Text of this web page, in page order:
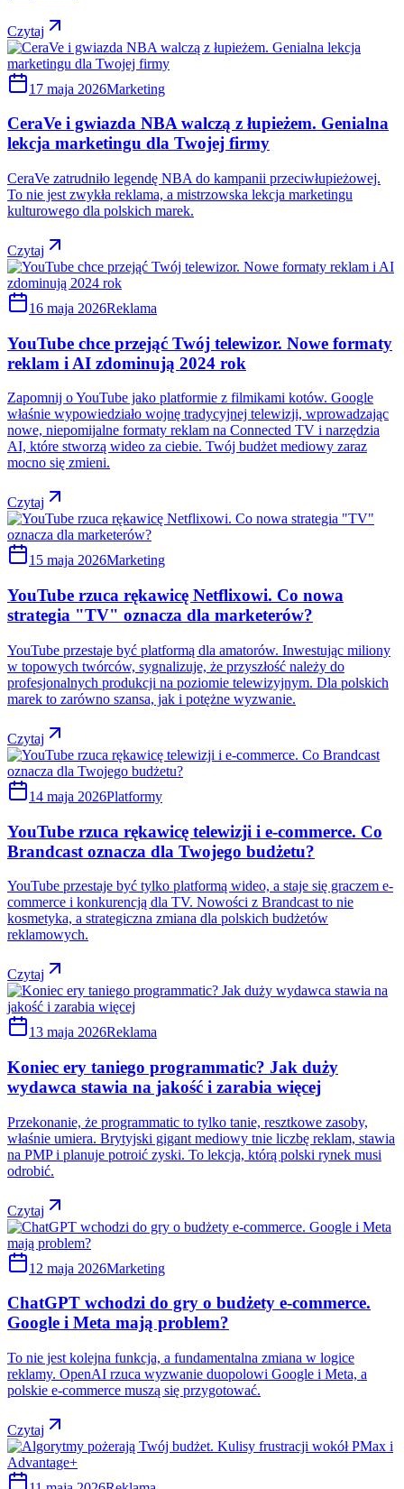
Czytaj
17 maja 2026Marketing
CeraVe i gwiazda NBA walczą z łupieżem. Genialna
lekcja marketingu dla Twojej firmy
CeraVe zatrudniło legendę NBA do kampanii przeciwłupieżowej.
To nie jest zwykła reklama, a mistrzowska lekcja marketingu
kulturowego dla polskich marek.
Czytaj
16 maja 2026Reklama
YouTube chce przejąć Twój telewizor. Nowe formaty
reklam i AI zdominują 2024 rok
Zapomnij o YouTube jako platformie z filmikami kotów. Google
właśnie wypowiedziało wojnę tradycyjnej telewizji, wprowadzając
nowe, niepomijalne formaty reklam na Connected TV i narzędzia
AI, które stworzą wideo za ciebie. Twój budżet mediowy zaraz
mocno się zmieni.
Czytaj
15 maja 2026Marketing
YouTube rzuca rękawicę Netflixowi. Co nowa
strategia "TV" oznacza dla marketerów?
YouTube przestaje być platformą dla amatorów. Inwestując miliony
w topowych twórców, sygnalizuje, że przyszłość należy do
profesjonalnych produkcji na poziomie telewizyjnym. Dla polskich
marek to zarówno szansa, jak i potężne wyzwanie.
Czytaj
14 maja 2026Platformy
YouTube rzuca rękawicę telewizji i e-commerce. Co
Brandcast oznacza dla Twojego budżetu?
YouTube przestaje być tylko platformą wideo, a staje się graczem e-
commerce i konkurencją dla TV. Nowości z Brandcast to nie
kosmetyka, a strategiczna zmiana dla polskich budżetów
reklamowych.
Czytaj
13 maja 2026Reklama
Koniec ery taniego programmatic? Jak duży
wydawca stawia na jakość i zarabia więcej
Przekonanie, że programmatic to tylko tanie, resztkowe zasoby,
właśnie umiera. Brytyjski gigant mediowy tnie liczbę reklam, stawia
na PMP i planuje potroić zyski. To lekcja, którą polski rynek musi
odrobić.
Czytaj
12 maja 2026Marketing
ChatGPT wchodzi do gry o budżety e-commerce.
Google i Meta mają problem?
To nie jest kolejna funkcja, a fundamentalna zmiana w logice
reklamy. OpenAI rzuca wyzwanie duopolowi Google i Meta, a
polskie e-commerce muszą się przygotować.
Czytaj